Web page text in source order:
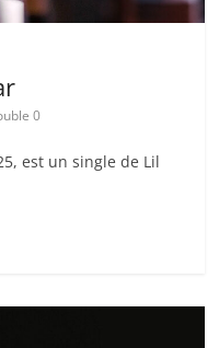
0
est un single de Lil